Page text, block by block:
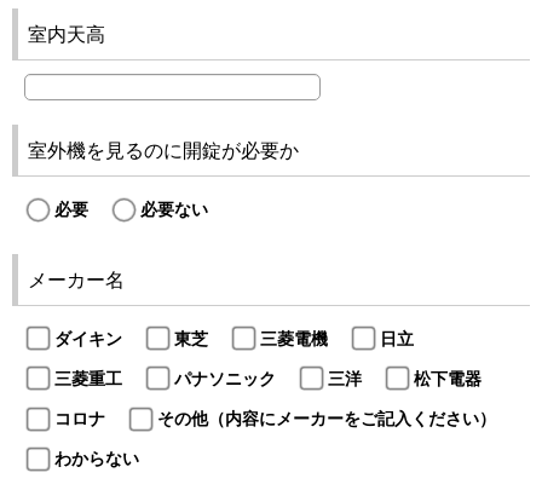
室内天高
室外機を見るのに開錠が必要か
必要 必要ない
メーカー名
ダイキン 東芝 三菱電機
日立
三菱重工
パナソニック 三洋
松下電器
コロナ
その他（内容にメーカーをご記入ください）
わからない